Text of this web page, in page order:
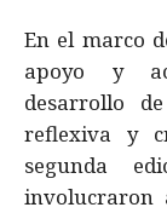
En el marco
apoyo y
desarrollo
reflexiva y
segunda
involucraron